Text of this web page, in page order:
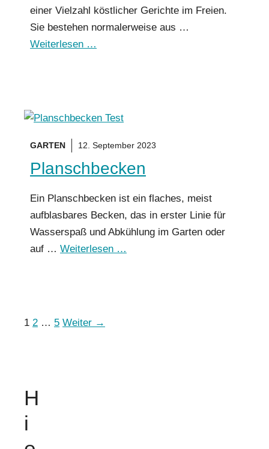
einer Vielzahl köstlicher Gerichte im Freien.
Sie bestehen normalerweise aus …
Weiterlesen …
GARTEN 12. September 2023
Planschbecken
Ein Planschbecken ist ein flaches, meist
aufblasbares Becken, das in erster Linie für
Wasserspaß und Abkühlung im Garten oder
auf … Weiterlesen …
Seite
1 Seite
2 … Seite
5 Weiter →
H
i